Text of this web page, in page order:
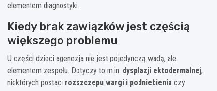
elementem diagnostyki.
Kiedy brak zawiązków jest częścią
większego problemu
U części dzieci agenezja nie jest pojedynczą wadą, ale
elementem zespołu. Dotyczy to m.in. dysplazji ektodermalnej,
niektórych postaci rozszczepu wargi i podniebienia czy